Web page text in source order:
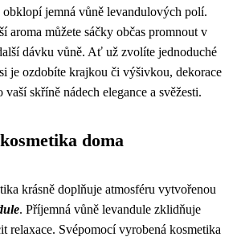
obklopí jemná vůně levandulových polí.
aroma můžete sáčky občas promnout v
dávku vůně. Ať už zvolíte jednoduché
je ozdobíte krajkou či výšivkou, dekorace
vaší skříně nádech elegance a svěžesti.
doma
krásně doplňuje atmosféru vytvořenou
. Příjemná vůně levandule zklidňuje
relaxace. Svépomocí vyrobená kosmetika